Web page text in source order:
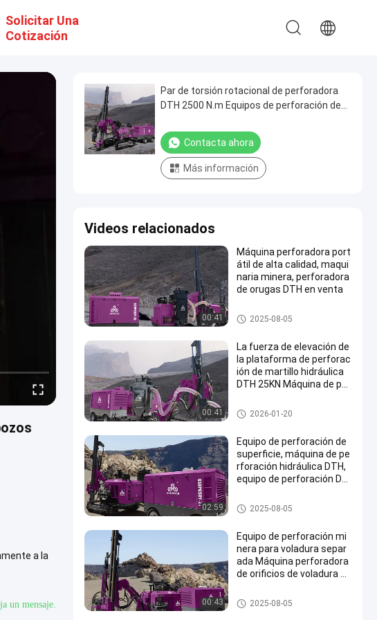
Solicitar Una
Cotización
a la
un mensaje.
Par de torsión rotacional de perforadora
DTH 2500 N.m Equipos de perforación de
Contacta ahora
Más información
Videos relacionados
00:41
Máquina perforadora port
átil de alta calidad, maqui
naria minera, perforadora
de orugas DTH en venta
Perforadora de DTH
2025-08-05
00:41
La fuerza de elevación de
la plataforma de perforac
ión de martillo hidráulica
DTH 25KN Máquina de per
Perforadora de DTH
2026-01-20
02:59
Equipo de perforación de
superficie, máquina de pe
rforación hidráulica DTH,
equipo de perforación DT
a
Perforadora de DTH
2025-08-05
00:43
Equipo de perforación mi
nera para voladura separ
ada Máquina perforadora
de orificios de voladura P
Perforadora de DTH
2025-08-05